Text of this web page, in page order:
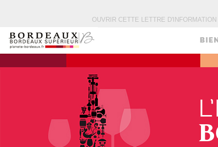
OUVRIR CETTE LETTRE